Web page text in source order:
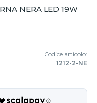
NERA LED 19W
Codice articolo:
1212-2-NE